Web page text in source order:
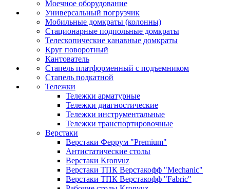
Моечное оборудование
Универсальный погрузчик
Мобильные домкраты (колонны)
Стационарные подпольные домкраты
Телескопические канавные домкраты
Круг поворотный
Кантователь
Стапель платформенный с подъемником
Стапель подкатной
Тележки
Тележки арматурные
Тележки диагностические
Тележки инструментальные
Тележки транспортировочные
Верстаки
Верстаки Феррум "Premium"
Антистатические столы
Верстаки Kronvuz
Верстаки ТПК Верстакофф "Mechanic"
Верстаки ТПК Верстакофф "Fabric"